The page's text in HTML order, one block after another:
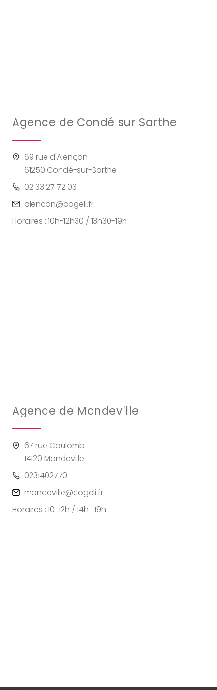
Agence de Condé sur Sarthe
69 rue d'Alençon
61250 Condé-sur-Sarthe
02 33 27 72 03
alencon@cogeli.fr
Horaires : 10h-12h30 / 13h30-19h
Agence de Mondeville
67 rue Coulomb
14120 Mondeville
0231402770
mondeville@cogeli.fr
Horaires : 10-12h / 14h- 19h